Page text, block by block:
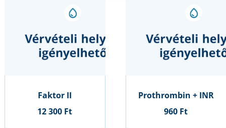
Faktor II
12 300 Ft
Prothrombin + INR
960 Ft